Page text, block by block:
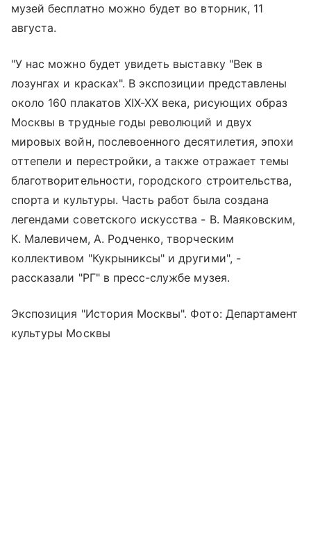
музей бесплатно можно будет во вторник, 11
августа.
"У нас можно будет увидеть выставку "Век в
лозунгах и красках". В экспозиции представлены
около 160 плакатов XIX-XX века, рисующих образ
Москвы в трудные годы революций и двух
мировых войн, послевоенного десятилетия, эпохи
оттепели и перестройки, а также отражает темы
благотворительности, городского строительства,
спорта и культуры. Часть работ была создана
легендами советского искусства - В. Маяковским,
К. Малевичем, А. Родченко, творческим
коллективом "Кукрыниксы" и другими", -
рассказали "РГ" в пресс-службе музея.
Экспозиция "История Москвы". Фото: Департамент
культуры Москвы